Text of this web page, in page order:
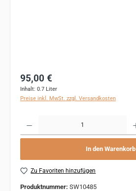
Regulärer Preis:
95,00 €
Inhalt: 0.7 Liter
Preise inkl. MwSt. zzgl. Versandkosten
In den Warenkorb
Zu Favoriten hinzufügen
Produktnummer: SW10485